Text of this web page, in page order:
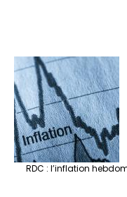
RDC : l’inflation